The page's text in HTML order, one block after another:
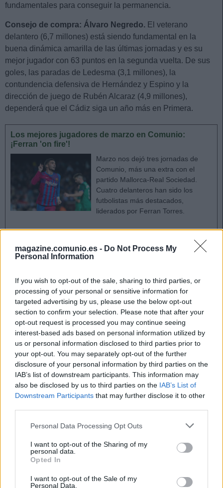
magazine.comunio.es - Do Not Process My
Personal Information
If you wish to opt-out of the sale, sharing to third parties, or
processing of your personal or sensitive information for
targeted advertising by us, please use the below opt-out
section to confirm your selection. Please note that after your
opt-out request is processed you may continue seeing
interest-based ads based on personal information utilized by
us or personal information disclosed to third parties prior to
your opt-out. You may separately opt-out of the further
disclosure of your personal information by third parties on the
IAB’s list of downstream participants. This information may
also be disclosed by us to third parties on the IAB’s List of
Downstream Participants that may further disclose it to other
Please note that this website/app uses one or more Google
not limited to your visit or usage behaviour. You may click to
grant or deny consent to Google and its third-party tags to
use your data for below specified purposes in below Google
consent section.
Personal Data Processing Opt Outs
I want to opt-out of the Sharing of my
personal data.
Opted In
I want to opt-out of the Sale of my
Personal Data.
fundamentales para conseguir la permanencia.
Consejo de compra: Álvaro Negredo. El veterano
delantero (6,7 millones) está siendo fundamental en la
buena dinámica amarilla de las últimas jornadas y es su
mejor jugador con 63 puntos en la segunda vuelta. De sus
goles, las paradas de Ledesma (3,1 millones), la
contundencia defensiva de Hernández y Espino y la
dirección de juego de Rubén Alcaraz (4,9 millones),
dependerá que el Cádiz siga un año más en Primera.
Los mejores jugadores de marzo en Comunio:
¡Ferran 'on fire'!
Marzo nos dejó tres jornadas de
Comunio, más una extra con el
partido Mallorca-Real Sociedad.
Cuatro delanteros han sido los
futbolistas más destacados,
liderados por Ferran Torres.
R.C.D. Mallorca
Calendario restante:Getafe (V), Atlético (L), Elche (V),
Alavés (L), Barcelona (V), Granada (L), Sevilla (V), Rayo (L),
Osasuna (V).
Partidos contra Top 6:3
Partidos contra rivales directos:5
Análisis:seis derrotas consecutivas han llevado al Mallorca
a posiciones de descenso y también a prescindir de Luis
García Plaza. Javier Aguirre será, salvo cambio de última
hora, el encargado de evitar que los bermellones caigan a
Segunda y tienen un calendario lleno de duelos directos,
Osasuna que probablemente no se juegue nada.
Consejo de
ha destacado por ser un entrenador que prioriza el juego